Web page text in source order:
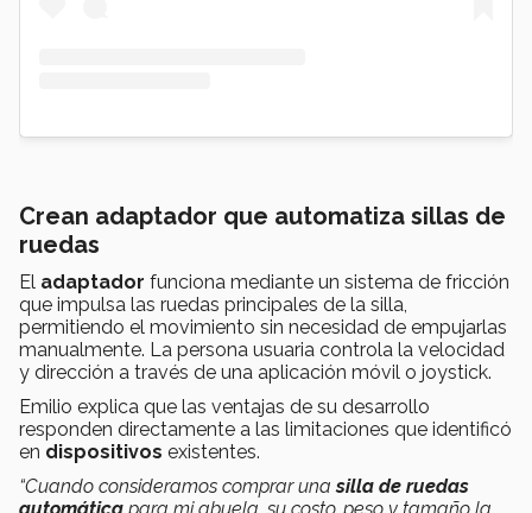
Crean adaptador que automatiza sillas de
ruedas
El adaptador funciona mediante un sistema de fricción
que impulsa las ruedas principales de la silla,
permitiendo el movimiento sin necesidad de empujarlas
manualmente. La persona usuaria controla la velocidad
y dirección a través de una aplicación móvil o joystick.
Emilio explica que las ventajas de su desarrollo
responden directamente a las limitaciones que identificó
en dispositivos existentes.
“Cuando consideramos comprar unasilla de ruedas